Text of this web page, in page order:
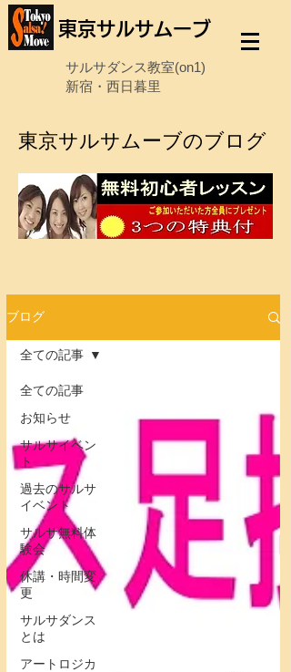
東京サルサムーブ
サルサダンス教室(on1)
新宿・西日暮里
東京サルサムーブのブログ
ブログ
全ての記事
お知らせ
サルサイベン
ト
過去のサルサ
イベント
サルサ無料体
験会
休講・時間変
更
サルサダンス
とは
アートロジカ
全ての記事